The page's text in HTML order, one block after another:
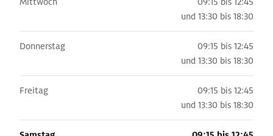
und 13:30 bis 18:30
Donnerstag
09:15 bis 12:45
und 13:30 bis 18:30
Freitag
09:15 bis 12:45
und 13:30 bis 18:30